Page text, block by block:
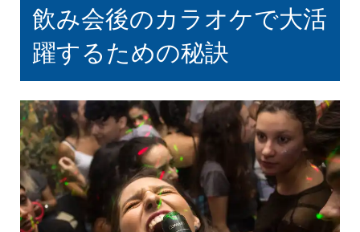
飲み会後のカラオケで大活
躍するための秘訣